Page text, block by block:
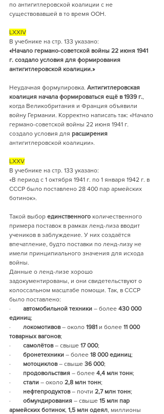
по антигитлеровской коалиции с не
существовавшей в то время ООН.
LXXIV
В учебнике на стр. 133 указано:
«Начало германо-советской войны 22 июня 1941
г. создало условия для формирования
антигитлеровской коалиции.»
Неудачная формулировка. Антигитлеровская
коалиция начала формироваться ещё в 1939 г.
когда Великобритания и Франция объявили
войну Германии. Корректно написать так: «Начало
германо-советской войны 22 июня 1941 г.
создало условия для расширения
антигитлеровской коалиции».
LXXV
В учебнике на стр. 133 указано:
«В период с 1 октября 1941 г. по 1 января 1942 г. в
СССР было поставлено 28 400 пар армейских
ботинок».
Такой выбор единственного количественного
примера поставок в рамках ленд-лиза вводит
учеников в заблуждение. У них создаётся
впечатление, будто поставки по ленд-лизу не
имели принципиального значения для исхода
войны.
Данные о ленд-лизе хорошо
задокументированы, и они свидетельствуют о
колоссальном масштабе помощи. Так, в СССР
было поставлено:
· автомобильной техники – более 430 000
единиц;
· локомотивов – около 1981 и более 11 000
товарных вагонов;
· самолётов – свыше 17 000;
· бронетехники – более 18 000 единиц;
· мотоциклов – свыше 36 000;
· продовольствия – более 4,4 млн тонн;
· стали – около 2,8 млн тонн;
· нефтепродуктов – почти 2,7 млн тонн;
· обмундирования – свыше 15 млн пар
армейских ботинок, 1,5 млн одеял , миллионы